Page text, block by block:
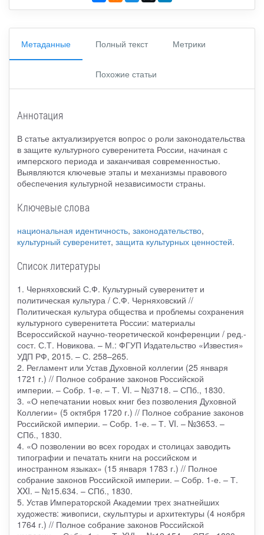
Метаданные Полный текст Метрики
Похожие статьи
Аннотация
В статье актуализируется вопрос о роли законодательства
в защите культурного суверенитета России, начиная с
имперского периода и заканчивая современностью.
Выявляются ключевые этапы и механизмы правового
обеспечения культурной независимости страны.
Ключевые слова
национальная идентичность, законодательство,
культурный суверенитет, защита культурных ценностей.
Список литературы
1. Черняховский С.Ф. Культурный суверенитет и
политическая культура / С.Ф. Черняховский //
Политическая культура общества и проблемы сохранения
культурного суверенитета России: материалы
Всероссийской научно-теоретической конференции / ред.-
сост. С.Т. Новикова. – М.: ФГУП Издательство «Известия»
УДП РФ, 2015. – С. 258–265.
2. Регламент или Устав Духовной коллегии (25 января
1721 г.) // Полное собрание законов Российской
империи. – Собр. 1-е. – Т. VI. – №3718. – СПб., 1830.
3. «О непечатании новых книг без позволения Духовной
Коллегии» (5 октября 1720 г.) // Полное собрание законов
Российской империи. – Собр. 1-е. – Т. VI. – №3653. –
СПб., 1830.
4. «О позволении во всех городах и столицах заводить
типографии и печатать книги на российском и
иностранном языках» (15 января 1783 г.) // Полное
собрание законов Российской империи. – Собр. 1-е. – Т.
XXI. – №15.634. – СПб., 1830.
5. Устав Императорской Академии трех знатнейших
художеств: живописи, скульптуры и архитектуры (4 ноября
1764 г.) // Полное собрание законов Российской